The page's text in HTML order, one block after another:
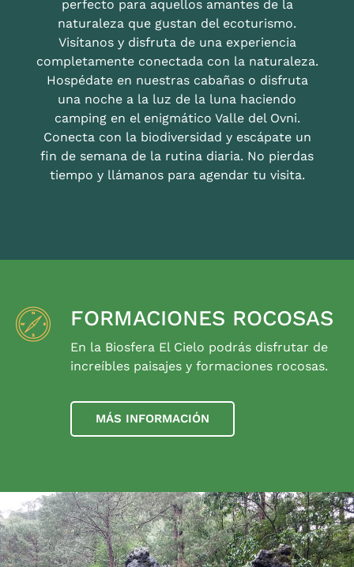
perfecto para aquellos amantes de la
naturaleza que gustan del ecoturismo.
Visítanos y disfruta de una experiencia
completamente conectada con la naturaleza.
Hospédate en nuestras cabañas o disfruta
una noche a la luz de la luna haciendo
camping en el enigmático Valle del Ovni.
Conecta con la biodiversidad y escápate un
fin de semana de la rutina diaria. No pierdas
tiempo y llámanos para agendar tu visita.
FORMACIONES ROCOSAS
En la Biosfera El Cielo podrás disfrutar de
increíbles paisajes y formaciones rocosas.
MÁS INFORMACIÓN